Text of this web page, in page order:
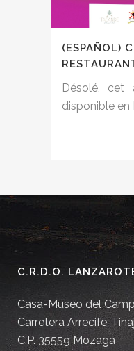
(ESPAÑOL)
Désolé, cet
disponible en
C.R.D.O.
Casa-Museo del
Carretera Arrecife-
C.P. 35559 Mozaga